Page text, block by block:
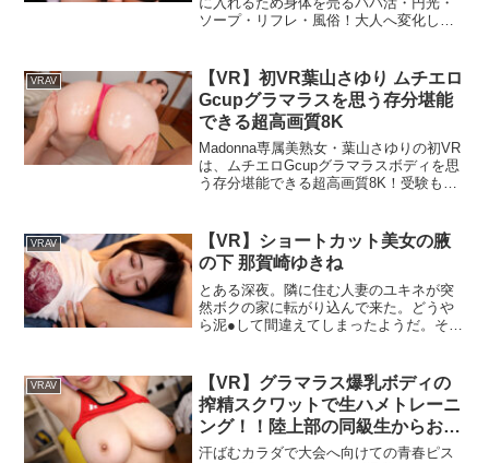
ソープ・リフレ・風俗！大人へ変化して
そんな快感を味わえる15作品19時間を徹
底厳選！15タイトルノーカットノー編集
であなたにお届け！炉利好きにはたまら
ない超圧倒的お買い得VRBEST福袋をお
見逃しなく！【※この作品は下記の作品
を収録しています】【VR】HQ超画質革
命！パパ活円光！汗だくキモおやじに騙
されて中出しされちゃった◆ 星咲凛
革命！パパ活円光！円女交際が初体験で
緊張している制服美少女を性技とおじさ
んチ○ポでメロメロに！彼氏では味わえな
い快楽に呑まれ連続絶頂中出し性交！ 熊
野あゆ（h_1248kiwvr00078）【VR】超画
質革命！パパ活円光！Hcup豊満ボディの
制服J○と真っ昼間のファミレスで愉しむ
命！パパ活円光！小悪魔制服J○の淫語責
め凄テク中出しカーSEX 高美はるか
（h_1248kiwvr00095）【VR】【本番禁
止】のリフレ店でJ○と【裏オプ成功！】
オプション頼みまくったらご褒美代わり
VRAV
【VR】初VR葉山さゆり ムチエロ
Gcupグラマラスを思う存分堪能
できる超高画質8K
Madonna専属美熟女・葉山さゆりの初VR
は、ムチエロGcupグラマラスボディを思
う存分堪能できる超高画質8K！受験も終
には分からなかった豊満な肉体のエロ
さ、滲み出る色気に、相部屋宿泊と聞い
た未経験の僕は、思わず良からぬ期待を
抱いて…。女優：葉山さゆり
VRAV
【VR】ショートカット美女の腋
の下 那賀崎ゆきね
とある深夜。隣に住む人妻のユキネが突
然ボクの家に転がり込んで来た。どうや
ら泥●して間違えてしまったようだ。そん
ーな身体…そしてキレイな腋…、腋…、
腋…。理性を失ったボクはユキネを夜●い
してしまった。目覚めたユキネは、旦那
と欲求不満だったらしく、ムレムレの腋
で何度も感じまくりボクとの性行為を求
VRAV
【VR】グラマラス爆乳ボディの
搾精スクワットで生ハメトレーニ
ング！！陸上部の同級生からお願
いされてマンツーマンでヤリまく
汗ばむカラダで大会へ向けての青春ピス